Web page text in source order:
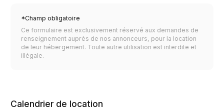
*Champ obligatoire
Ce formulaire est exclusivement réservé aux demandes de
renseignement auprès de nos annonceurs, pour la location
de leur hébergement. Toute autre utilisation est interdite et
illégale.
Calendrier de location